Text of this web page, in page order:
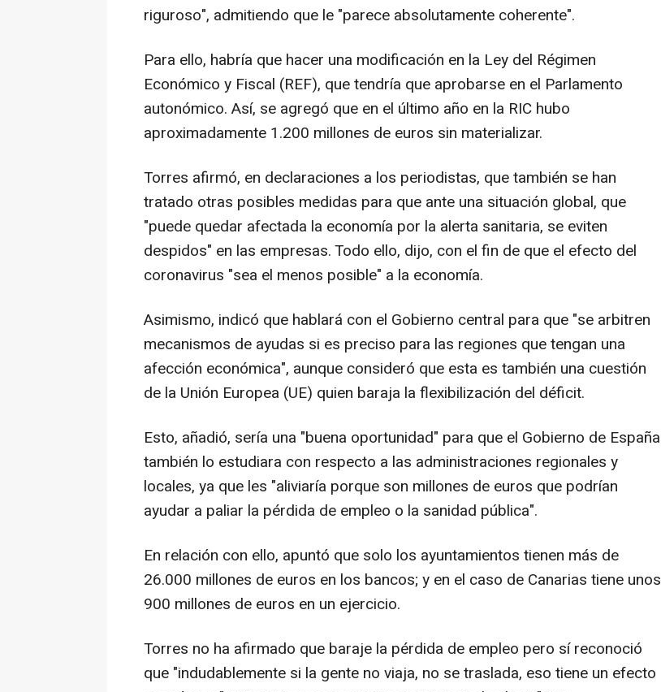
riguroso", admitiendo que le "parece absolutamente coherente".
Para ello, habría que hacer una modificación en la Ley del Régimen
Económico y Fiscal (REF), que tendría que aprobarse en el Parlamento
autonómico. Así, se agregó que en el último año en la RIC hubo
aproximadamente 1.200 millones de euros sin materializar.
Torres afirmó, en declaraciones a los periodistas, que también se han
tratado otras posibles medidas para que ante una situación global, que
"puede quedar afectada la economía por la alerta sanitaria, se eviten
despidos" en las empresas. Todo ello, dijo, con el fin de que el efecto del
coronavirus "sea el menos posible" a la economía.
Asimismo, indicó que hablará con el Gobierno central para que "se arbitren
mecanismos de ayudas si es preciso para las regiones que tengan una
afección económica", aunque consideró que esta es también una cuestión
de la Unión Europea (UE) quien baraja la flexibilización del déficit.
Esto, añadió, sería una "buena oportunidad" para que el Gobierno de España
también lo estudiara con respecto a las administraciones regionales y
locales, ya que les "aliviaría porque son millones de euros que podrían
ayudar a paliar la pérdida de empleo o la sanidad pública".
En relación con ello, apuntó que solo los ayuntamientos tienen más de
26.000 millones de euros en los bancos; y en el caso de Canarias tiene unos
900 millones de euros en un ejercicio.
Torres no ha afirmado que baraje la pérdida de empleo pero sí reconoció
que "indudablemente si la gente no viaja, no se traslada, eso tiene un efecto